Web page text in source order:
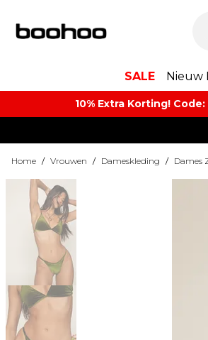
SALE Nieuw
10% Extra Korting! Code:
Home / Vrouwen / Dameskleding / Dames